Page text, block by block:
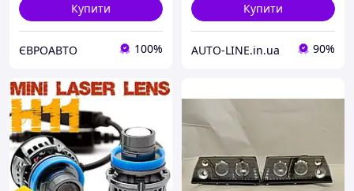
Купити
ЄВРОАВТО 100%
Купити
AUTO-LINE.in.ua 90%